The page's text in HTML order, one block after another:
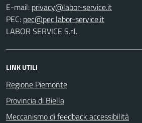
E-mail:
PEC:
LABOR SERVICE S.r.l.
LINK UTILI
Regione Piemonte
Provincia di Biella
Meccanismo di feedback accessibilità